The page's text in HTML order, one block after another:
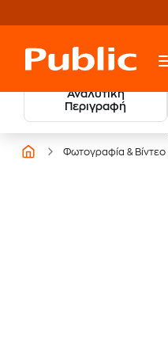
Αναλυτική
Περιγραφή
Φωτογραφία & Βίντεο